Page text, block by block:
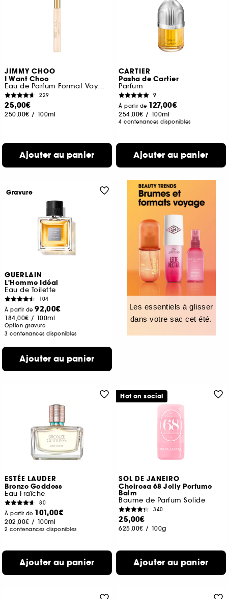
JIMMY CHOO
I Want Choo
Eau de Parfum Format Voyage
229
25,00€
250,00€ / 100ml
Ajouter au panier
CARTIER
Pasha de Cartier
Parfum
9
À partir de 127,00€
254,00€ / 100ml
4 contenances disponibles
Ajouter au panier
GUERLAIN
L'Homme Idéal
Eau de Toilette
104
À partir de92,00€
184,00€ / 100ml
Option gravure
3 contenances disponibles
Ajouter au panier
Gravure
Les essentiels à glisser
dans votre sac cet été.
ESTÉE LAUDER
Bronze Goddess
Eau Fraîche
80
À partir de 101,00€
202,00€ / 100ml
2 contenances disponibles
Ajouter au panier
SOL DE JANEIRO
Cheirosa 68 Jelly Perfume
Balm
Baume de Parfum Solide
340
25,00€
625,00€ / 100g
Ajouter au panier
Hot on social